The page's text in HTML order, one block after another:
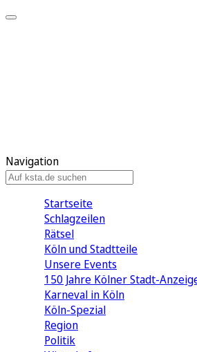
Navigation
Startseite
Schlagzeilen
Rätsel
Köln und Stadtteile
Unsere Events
150 Jahre Kölner Stadt-
Karneval in Köln
Köln-Spezial
Region
Politik